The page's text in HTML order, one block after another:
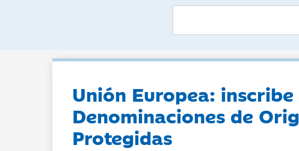
Unión Europea:
Denominaciones de
Protegidas